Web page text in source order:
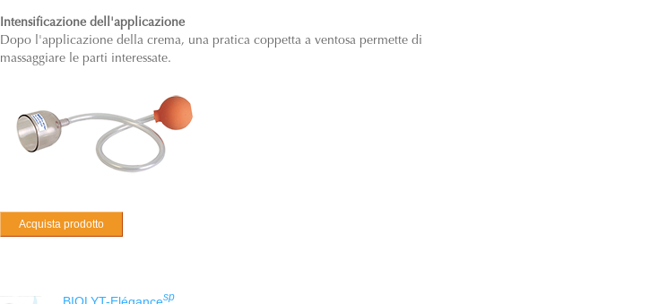
Intensificazione dell'applicazione
Dopo l'applicazione della crema, una pratica coppetta a ventosa permette di
massaggiare le parti interessate.
Acquista prodotto
sp